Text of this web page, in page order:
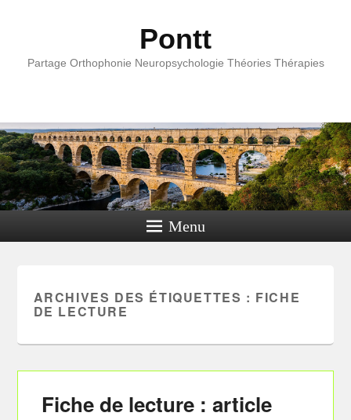
Pontt
Partage Orthophonie Neuropsychologie Théories Thérapies
Menu
ARCHIVES DES ÉTIQUETTES : FICHE
DE LECTURE
Fiche de lecture : article